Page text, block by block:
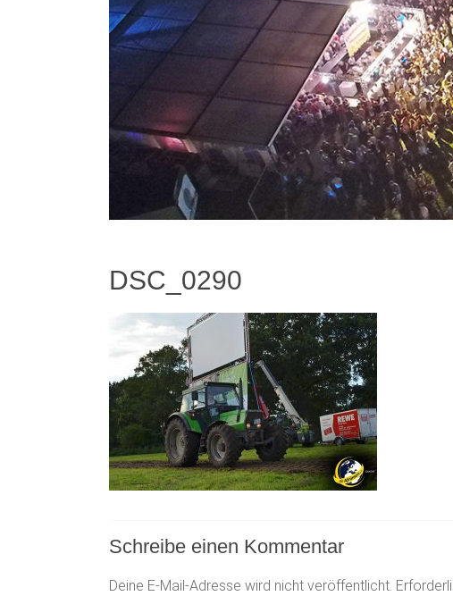
DSC_0290
Schreibe einen Kommentar
Deine E-Mail-Adresse wird nicht veröffentlicht.